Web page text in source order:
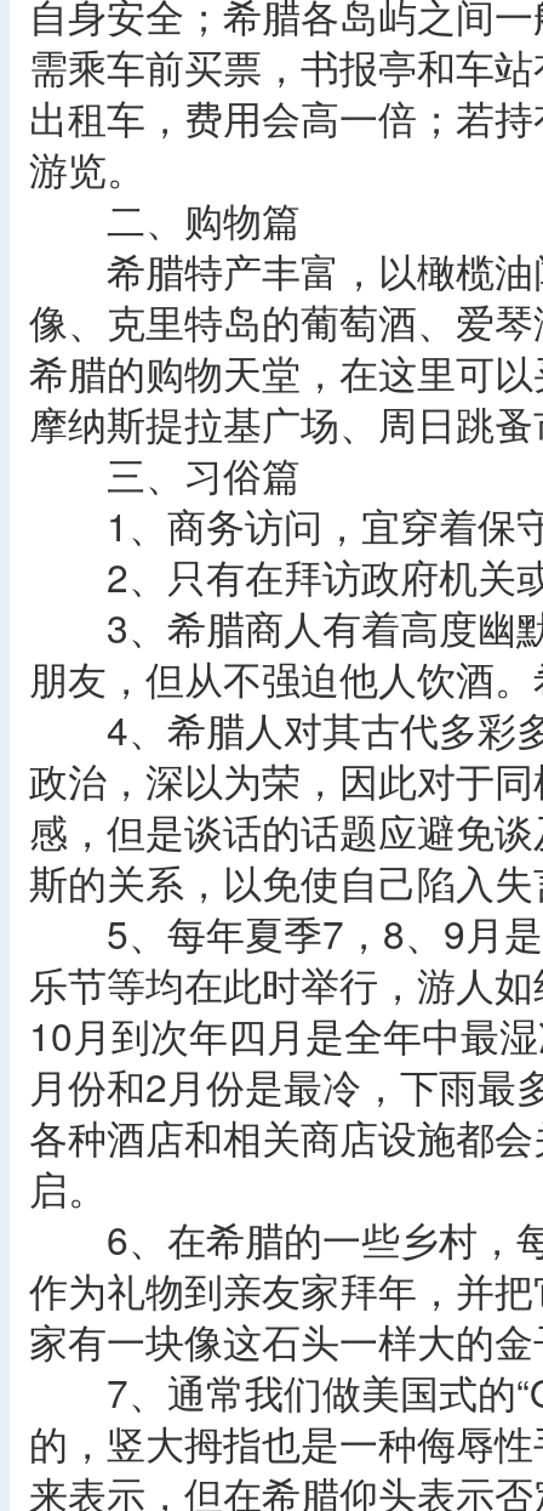
自身安全；希腊各岛屿之间
需乘车前买票，书报亭和车
出租车，费用会高一倍；若
游览。
二、购物篇
希腊特产丰富，以橄榄油
像、克里特岛的葡萄酒、爱
希腊的购物天堂，在这里可
摩纳斯提拉基广场、周日跳
三、习俗篇
1、商务访问，宜穿着保
2、只有在拜访政府机关
3、希腊商人有着高度幽
朋友，但从不强迫他人饮酒
4、希腊人对其古代多彩
政治，深以为荣，因此对于
感，但是谈话的话题应避免
斯的关系，以免使自己陷入
5、每年夏季7，8、9月是
乐节等均在此时举行，游人
10月到次年四月是全年中最
月份和2月份是最冷，下雨最
各种酒店和相关商店设施都
启。
6、在希腊的一些乡村，
作为礼物到亲友家拜年，并
家有一块像这石头一样大的金
7、通常我们做美国式的
的，竖大拇指也是一种侮辱
来表示，但在希腊仰头表示